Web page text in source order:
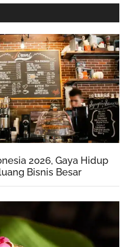
2026, Gaya Hidup
Bisnis Besar